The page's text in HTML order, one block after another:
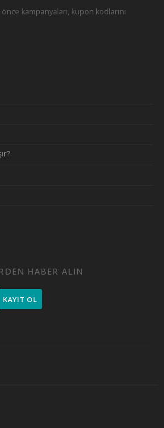
kampanyaları, kupon kodlarını
HABER ALIN
KAYIT OL